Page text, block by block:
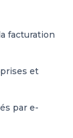
facturation
et
par e-